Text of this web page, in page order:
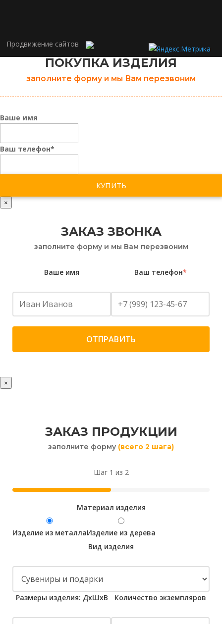
Продвижение сайтов
ПОКУПКА ИЗДЕЛИЯ
заполните форму и мы Вам перезвоним
Ваше имя
Ваш телефон*
×
ЗАКАЗ ЗВОНКА
заполните форму и мы Вам перезвоним
Ваше имя Ваш телефон*
×
ЗАКАЗ ПРОДУКЦИИ
заполните форму (всего 2 шага)
Шаг 1 из 2
Материал изделия
Изделие из металлаИзделие из дерева
Вид изделия
Размеры изделия: ДхШхВ Количество экземпляров